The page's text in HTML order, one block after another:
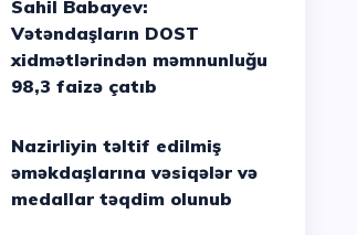
Sahil Babayev:
Vətəndaşların DOST
xidmətlərindən məmnunluğu
98,3 faizə çatıb
Nazirliyin təltif edilmiş
əməkdaşlarına vəsiqələr və
medallar təqdim olunub